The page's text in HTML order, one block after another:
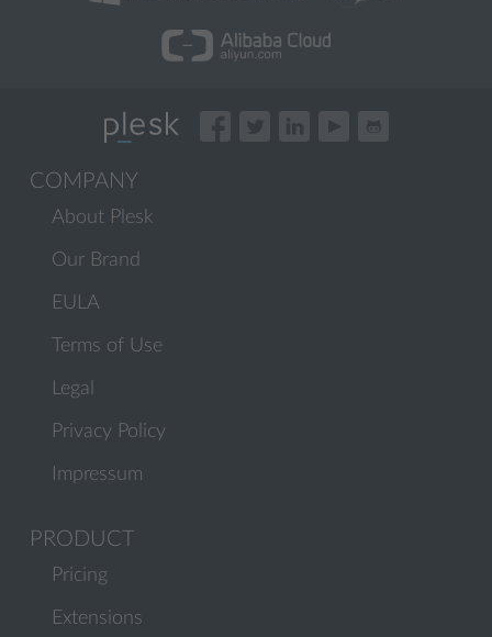
COMPANY
About Plesk
Our Brand
EULA
Terms of Use
Legal
Privacy Policy
Impressum
PRODUCT
Pricing
Extensions